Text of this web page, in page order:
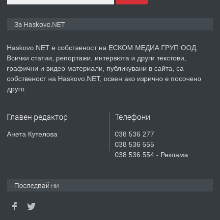
преди 5 дни
ПРЕДЛАГА
Продавам парцел в гр. Хасково кв.
СГЛОБЯВАНЕ НА МЕБЕЛИ.
За Haskovo.NET
Haskovo.NET е собственост на ЕСКОМ МЕДИА ГРУП ООД.
Всички статии, репортажи, интервюта и други текстови,
графични и видео материали, публикувани в сайта, са
собственост на Haskovo.NET, освен ако изрично е посочено
друго.
Главен редактор
Анета Кутелова
Телефони
038 536 277
038 536 555
038 536 554 - Реклама
Последвай ни